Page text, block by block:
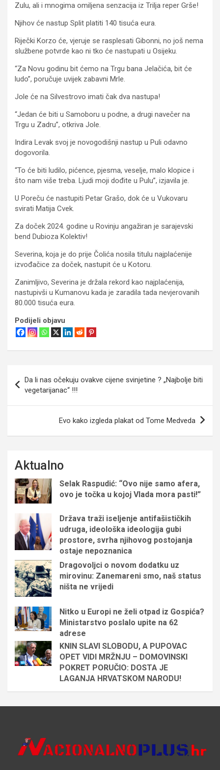
Zulu, ali i mnogima omiljena senzacija iz Trilja reper Grše!
Njihov će nastup Split platiti 140 tisuća eura.
Riječki Korzo će, vjeruje se rasplesati Gibonni, no još nema
službene potvrde kao ni tko će nastupati u Osijeku.
“Za Novu godinu bit ćemo na Trgu bana Jelačića, bit će
ludo”, poručuje uvijek zabavni Mrle.
Jole će na Silvestrovo imati čak dva nastupa!
“Jedan će biti u Samoboru u podne, a drugi navečer na
Trgu u Zadru”, otkriva Jole.
Indira Levak svoj je novogodišnji nastup u Puli odavno
dogovorila.
“To će biti ludilo, pićence, pjesma, veselje, malo klopice i
što nam više treba. Ljudi moji dođite u Pulu”, izjavila je.
U Poreču će nastupiti Petar Grašo, dok će u Vukovaru
svirati Matija Cvek.
Za doček 2024. godine u Rovinju angažiran je sarajevski
bend Dubioza Kolektiv!
Severina, koja je do prije Čolića nosila titulu najplaćenije
izvođačice za doček, nastupit će u Kotoru.
Zanimljivo, Severina je držala rekord kao najplaćenija,
nastupivši u Kumanovu kada je zaradila tada nevjerovanih
80.000 tisuća eura.
Podijeli objavu
objava
Da li nas očekuju ovakve cijene svinjetine ? „Najbolje biti
vegetarijanac“ !!!
Evo kako izgleda plakat od Tome Medveda
Aktualno
Selak Raspudić: “Ovo nije samo afera,
ovo je točka u kojoj Vlada mora pasti!”
Država traži iseljenje antifašističkih
udruga, ideološka ideologija gubi
prostore, svrha njihovog postojanja
ostaje nepoznanica
Dragovoljci o novom dodatku uz
mirovinu: Zanemareni smo, naš status
ništa ne vrijedi
Nitko u Europi ne želi otpad iz Gospića?
Ministarstvo poslalo upite na 62
adrese
KNIN SLAVI SLOBODU, A PUPOVAC
OPET VIDI MRŽNJU – DOMOVINSKI
POKRET PORUČIO: DOSTA JE
LAGANJA HRVATSKOM NARODU!